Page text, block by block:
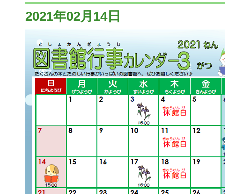
2021年02月14日